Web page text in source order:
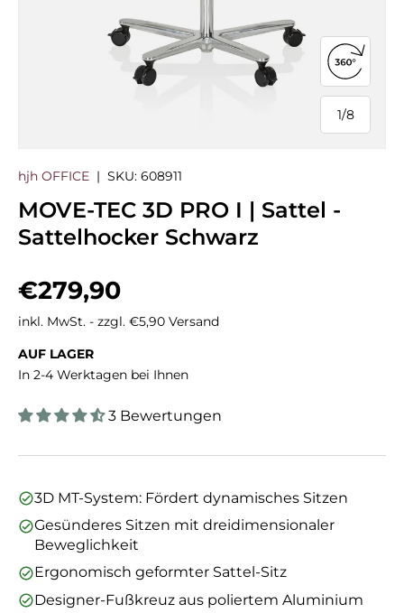
1/
von
8
360°-
hjh OFFICE | SKU: 608911
MOVE-TEC 3D PRO I | Sattel -
Sattelhocker Schwarz
Normaler Preis
€279,90
inkl. MwSt. - zzgl. €5,90 Versand
AUF LAGER
In 2-4 Werktagen bei Ihnen
3 Bewertungen
3D MT-System: Fördert dynamisches Sitzen
Gesünderes Sitzen mit dreidimensionaler
Beweglichkeit
Ergonomisch geformter Sattel-Sitz
Designer-Fußkreuz aus poliertem Aluminium